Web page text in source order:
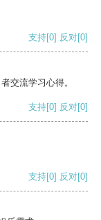
支持[0] 反对[0]
交流学习心得。
支持[0] 反对[0]
支持[0] 反对[0]